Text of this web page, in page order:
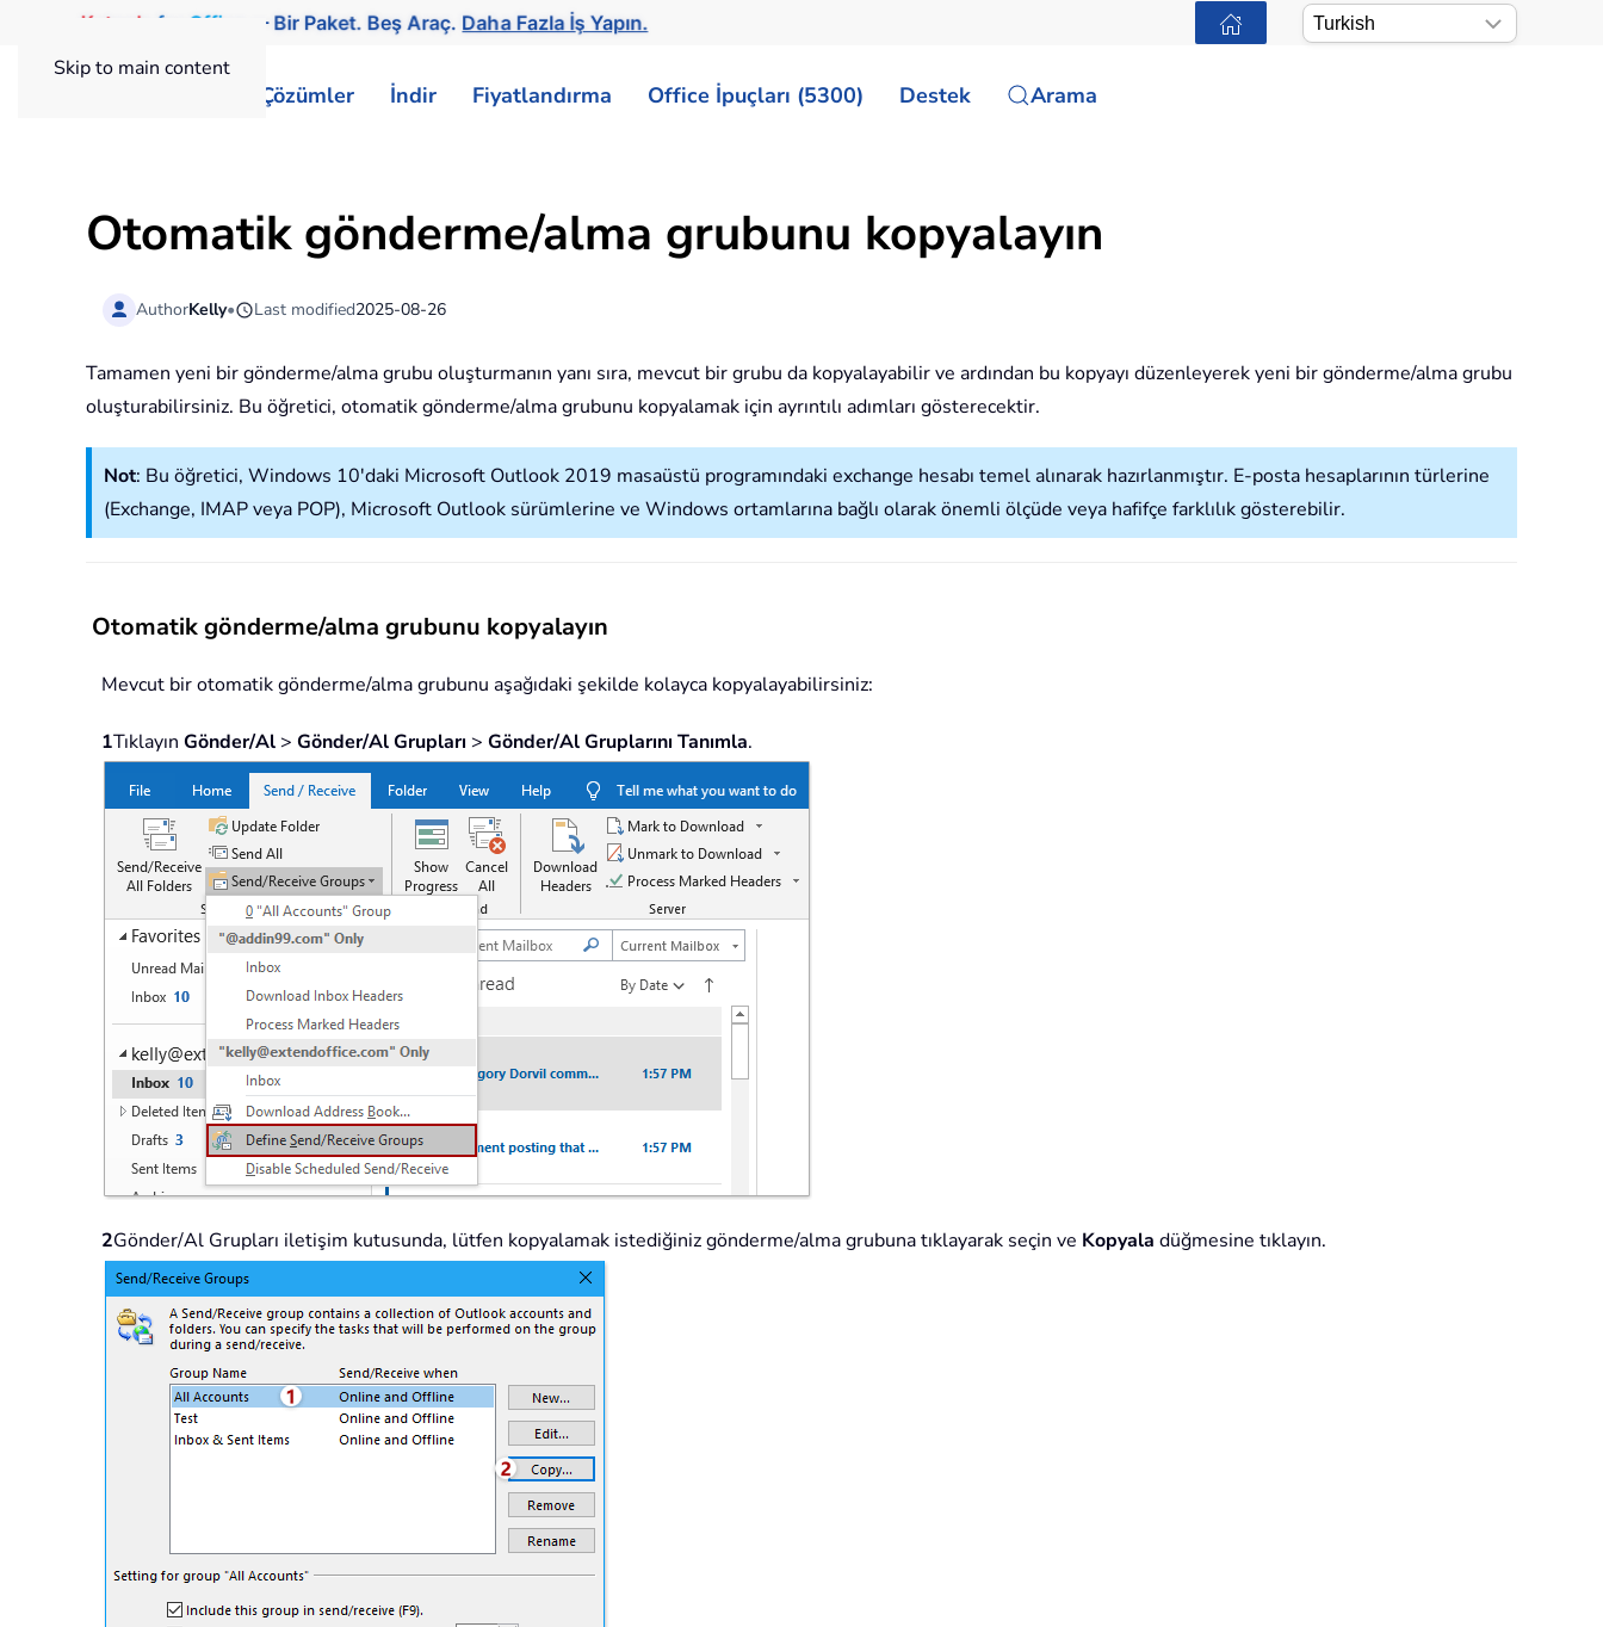
Skip to main content
Kutools for Office — Bir Paket. Beş Araç.Daha Fazla İş Yapın.
Çözümler İndir Fiyatlandırma Office İpuçları (5300) Destek Arama
Otomatik gönderme/alma grubunu kopyalayın
AuthorKelly• Last modified2025-08-26
Tamamen yeni bir gönderme/alma grubu oluşturmanın yanı sıra, mevcut bir grubu da kopyalayabilir ve ardından bu kopyayı düzenleyerek yeni bir gönderme/alma grubu
oluşturabilirsiniz. Bu öğretici, otomatik gönderme/alma grubunu kopyalamak için ayrıntılı adımları gösterecektir.
Not: Bu öğretici, Windows 10'daki Microsoft Outlook 2019 masaüstü programındaki exchange hesabı temel alınarak hazırlanmıştır. E-posta hesaplarının türlerine
(Exchange, IMAP veya POP), Microsoft Outlook sürümlerine ve Windows ortamlarına bağlı olarak önemli ölçüde veya hafifçe farklılık gösterebilir.
Otomatik gönderme/alma grubunu kopyalayın
Mevcut bir otomatik gönderme/alma grubunu aşağıdaki şekilde kolayca kopyalayabilirsiniz:
1Tıklayın Gönder/Al > Gönder/Al Grupları > Gönder/Al Gruplarını Tanımla.
2Gönder/Al Grupları iletişim kutusunda, lütfen kopyalamak istediğiniz gönderme/alma grubuna tıklayarak seçin ve Kopyala düğmesine tıklayın.